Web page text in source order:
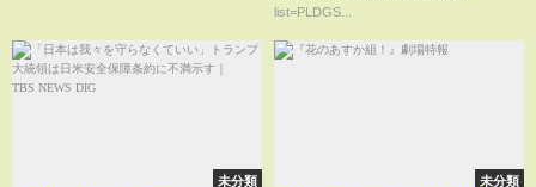
list=PLDGS...
未分類 未分類